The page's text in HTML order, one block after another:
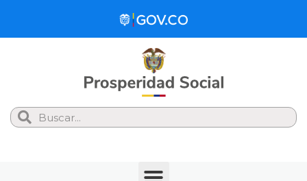
Search